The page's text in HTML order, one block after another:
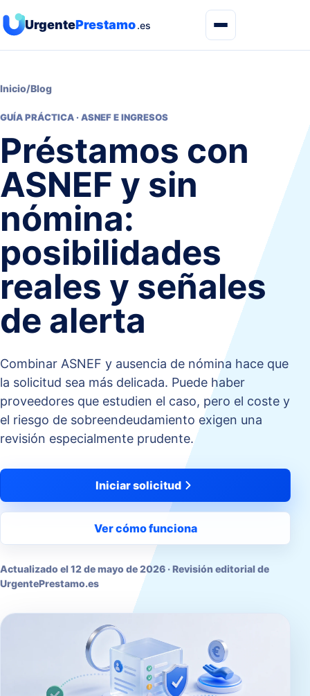
UrgentePrestamo.es
Inicio/Blog
GUÍA PRÁCTICA · ASNEF E INGRESOS
Préstamos con
ASNEF y sin
nómina:
posibilidades
reales y señales
de alerta
Combinar ASNEF y ausencia de nómina hace que
la solicitud sea más delicada. Puede haber
proveedores que estudien el caso, pero el coste y
el riesgo de sobreendeudamiento exigen una
revisión especialmente prudente.
Iniciar solicitud
Ver cómo funciona
Actualizado el12 de mayo de 2026 · Revisión editorial de
UrgentePrestamo.es